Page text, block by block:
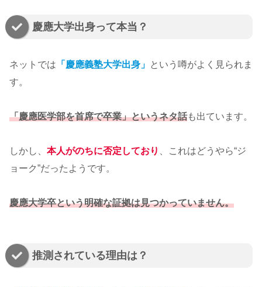
慶應大学出身って本当？
ネットでは 「慶應義塾大学出身」
という噂がよく見られま
す。
「慶應医学部を首席で卒業」というネタ話も出ています。
しかし、 本人がのちに否定しており
、これはどうやら“ジ
ョーク”だったようです。
慶應大学卒という明確な証拠は見つかっていません。
推測されている理由は？